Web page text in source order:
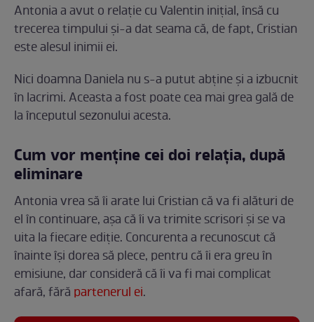
Antonia a avut o relație cu Valentin inițial, însă cu
trecerea timpului și-a dat seama că, de fapt, Cristian
este alesul inimii ei.
Nici doamna Daniela nu s-a putut abține și a izbucnit
în lacrimi. Aceasta a fost poate cea mai grea gală de
la începutul sezonului acesta.
Cum vor menține cei doi relația, după
eliminare
Antonia vrea să îi arate lui Cristian că va fi alături de
el în continuare, așa că îi va trimite scrisori și se va
uita la fiecare ediție. Concurenta a recunoscut că
înainte își dorea să plece, pentru că îi era greu în
emisiune, dar consideră că îi va fi mai complicat
afară, fără partenerul ei.